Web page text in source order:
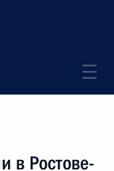
в Ростове-